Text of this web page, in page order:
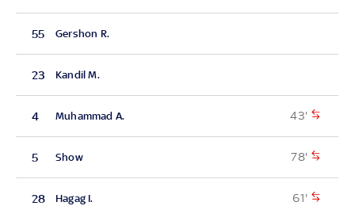
55 Gershon R.
23 Kandil M.
4 Muhammad A. 43'
5 Show 78'
28 Hagag I. 61'